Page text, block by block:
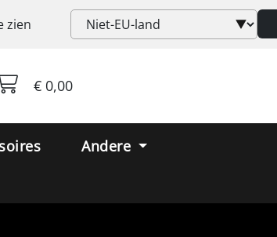
zien
€ 0,00
Andere